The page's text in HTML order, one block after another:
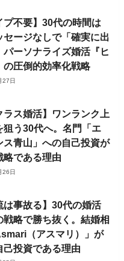
プ不要】30代の時間は
セージなしで「確実に出
パーソナライズ婚活『ヒ
の圧倒的効率化戦略
27日
ラス婚活】ワンランク上
狙う30代へ。名門「エ
ス青山」への自己投資が
略である理由
26日
は事故る】30代の婚活
戦略で勝ち抜く。結婚相
（アスマリ）」が
己投資である理由